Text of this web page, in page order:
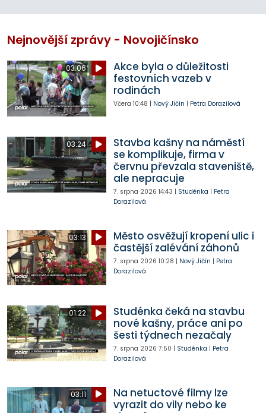
Nejnovější zprávy - Novojičínsko
03:06
Akce byla o důležitosti
festovních vazeb v
rodinách
Včera 10:48 | Nový Jičín | Petra Dorazilová
03:24
Stavba kašny na náměstí
se komplikuje, firma v
červnu převzala staveniště,
ale nepracuje
7. srpna 2026 14:43 | Studénka | Petra
Dorazilová
03:13
Město osvěžují kropení ulic i
častější zalévání záhonů
7. srpna 2026 10:28 | Nový Jičín | Petra
Dorazilová
01:22
Studénka čeká na stavbu
nové kašny, práce ani po
šesti týdnech nezačaly
7. srpna 2026 7:50 | Studénka | Petra
Dorazilová
03:11
Na netuctové filmy lze
vyrazit do vily nebo ke